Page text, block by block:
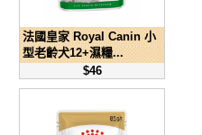
法國皇家 Royal Canin 小
型老齡犬12+濕糧...
$46